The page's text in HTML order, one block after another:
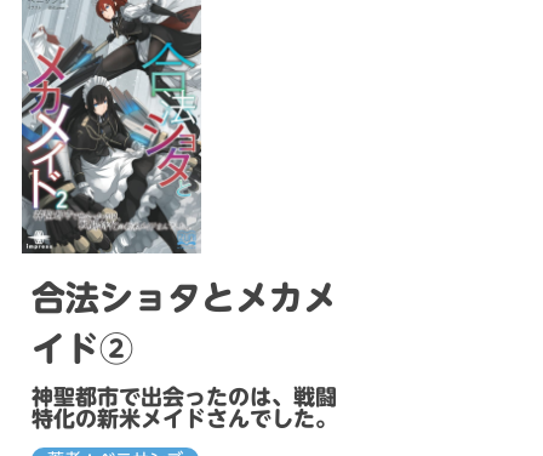
合法ショタとメカメ
イド②
神聖都市で出会ったのは、戦闘
特化の新米メイドさんでした。